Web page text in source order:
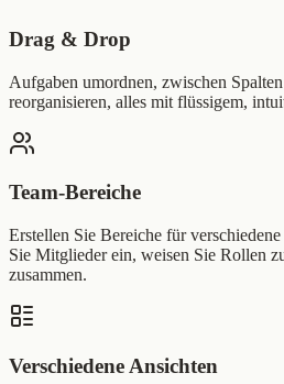
Drag & Drop
Aufgaben umordnen, zwischen
reorganisieren, alles mit flüssigem,
Team-Bereiche
Erstellen Sie Bereiche für
Sie Mitglieder ein, weisen Sie Rollen
zusammen.
Verschiedene Ansichten